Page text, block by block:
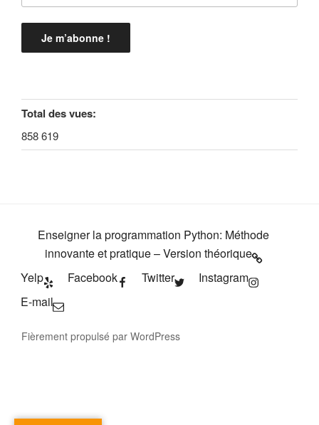
Total des vues:
858 619
Enseigner la programmation Python: Méthode
innovante et pratique – Version théorique
Yelp
Facebook Twitter
Instagram
E-mail
Fièrement propulsé par WordPress